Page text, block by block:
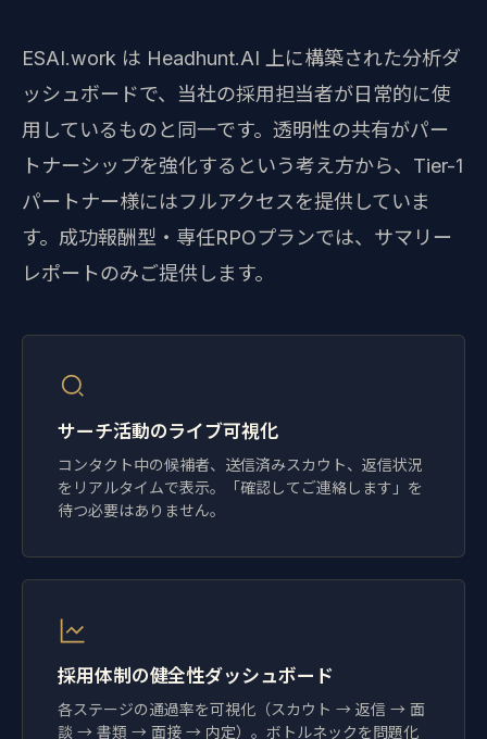
ESAI.work は Headhunt.AI 上に構築された分析ダ
ッシュボードで、当社の採用担当者が日常的に使
用しているものと同一です。透明性の共有がパー
トナーシップを強化するという考え方から、Tier-1
パートナー様にはフルアクセスを提供していま
す。成功報酬型・専任RPOプランでは、サマリー
レポートのみご提供します。
サーチ活動のライブ可視化
コンタクト中の候補者、送信済みスカウト、返信状況
をリアルタイムで表示。「確認してご連絡します」を
待つ必要はありません。
採用体制の健全性ダッシュボード
各ステージの通過率を可視化（スカウト → 返信 → 面
談 → 書類 → 面接 → 内定）。ボトルネックを問題化